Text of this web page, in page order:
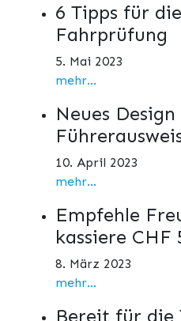
6 Tipps für
Fahrprüfung
5. Mai 2023
mehr...
Neues
10. April 2023
mehr...
Empfehle
kassiere CHF
8. März 2023
mehr...
Bereit für die